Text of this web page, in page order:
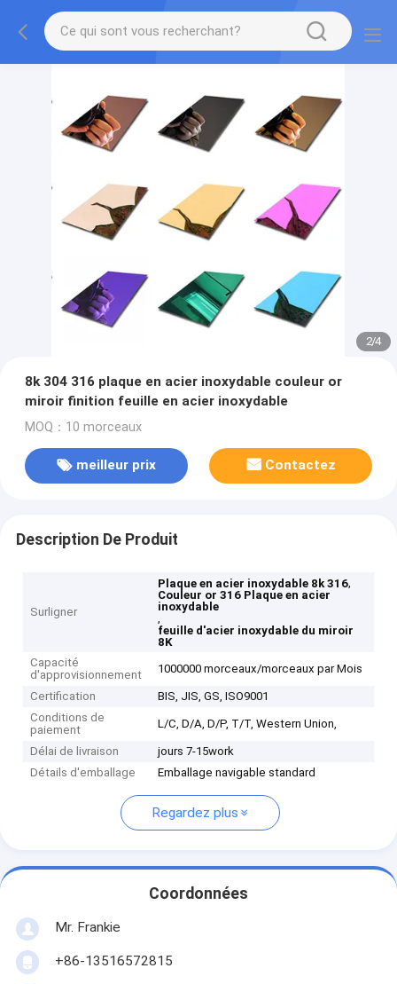
2/4
8k 304 316 plaque en acier inoxydable couleur or
miroir finition feuille en acier inoxydable
MOQ：10 morceaux
meilleur prix Contactez
Description De Produit
Surligner
Plaque en acier inoxydable 8k 316,
Couleur or 316 Plaque en acier
inoxydable
,
feuille d'acier inoxydable du miroir
8K
Capacité
d'approvisionnement
1000000 morceaux/morceaux par Mois
Certification
BIS, JIS, GS, ISO9001
Conditions de
paiement
L/C, D/A, D/P, T/T, Western Union,
Délai de livraison
jours 7-15work
Détails d'emballage
Emballage navigable standard
Regardez plus
Coordonnées
Mr. Frankie
+86-13516572815